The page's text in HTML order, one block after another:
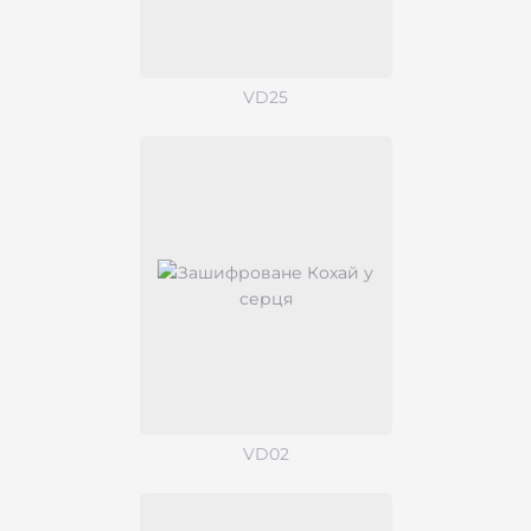
VD25
VD02